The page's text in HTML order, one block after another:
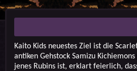
Kaito Kids neuestes Ziel ist die
antiken Gehstock Samizu
jenes Rubins ist, erklart feierlich,